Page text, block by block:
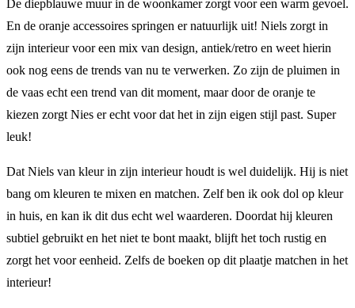
De diepblauwe muur in de woonkamer zorgt voor een warm gevoel.
En de oranje accessoires springen er natuurlijk uit! Niels zorgt in
zijn interieur voor een mix van design, antiek/retro en weet hierin
ook nog eens de trends van nu te verwerken. Zo zijn de pluimen in
de vaas echt een trend van dit moment, maar door de oranje te
kiezen zorgt Nies er echt voor dat het in zijn eigen stijl past. Super
leuk!
Dat Niels van kleur in zijn interieur houdt is wel duidelijk. Hij is niet
bang om kleuren te mixen en matchen. Zelf ben ik ook dol op kleur
in huis, en kan ik dit dus echt wel waarderen. Doordat hij kleuren
subtiel gebruikt en het niet te bont maakt, blijft het toch rustig en
zorgt het voor eenheid. Zelfs de boeken op dit plaatje matchen in het
interieur!